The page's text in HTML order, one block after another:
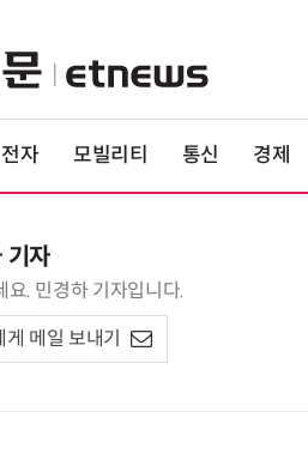
전자 모빌리티 통신 경제
기자
요. 민경하 기자입니다.
게 메일 보내기